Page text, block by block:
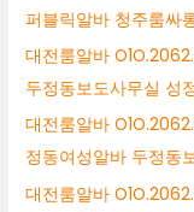
퍼블릭알바 청주룸싸
대전룸알바
두정동보도사무실 성
대전룸알바
정동여성알바 두정동
대전룸알바